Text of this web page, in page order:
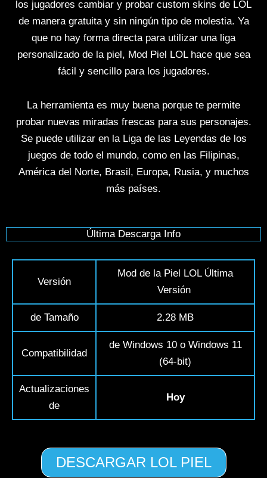
los jugadores cambiar y probar custom skins de LOL
de manera gratuita y sin ningún tipo de molestia. Ya
que no hay forma directa para utilizar una liga
personalizado de la piel, Mod Piel LOL hace que sea
fácil y sencillo para los jugadores.
La herramienta es muy buena porque te permite
probar nuevas miradas frescas para sus personajes.
Se puede utilizar en la Liga de las Leyendas de los
juegos de todo el mundo, como en las Filipinas,
América del Norte, Brasil, Europa, Rusia, y muchos
más países.
Última Descarga Info
Versión
Mod de la Piel LOL Última
Versión
de Tamaño 2.28 MB
Compatibilidad
de Windows 10 o Windows 11
(64-bit)
Actualizaciones
de
Hoy
DESCARGAR LOL PIEL